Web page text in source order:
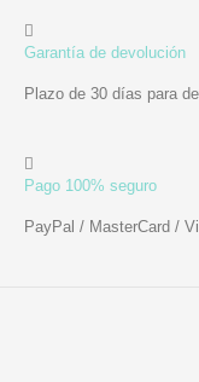
Garantía de devolución
Plazo de 30 días para
Pago 100% seguro
PayPal / MasterCard /